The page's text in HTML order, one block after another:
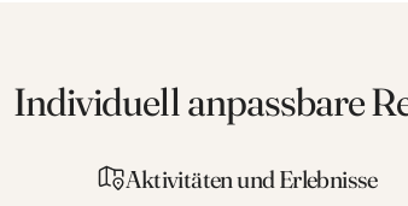
Individuell anpassbare
Aktivitäten und Erlebnisse